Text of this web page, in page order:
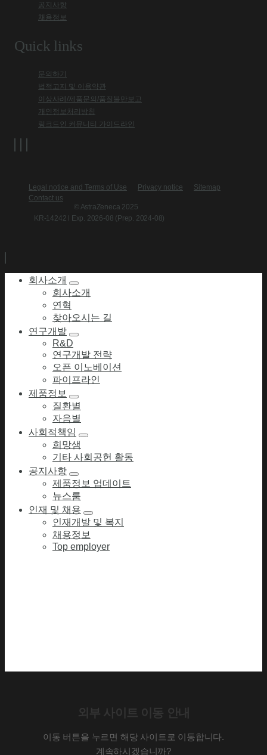
공지사항
채용정보
Quick links
문의하기
법적고지 및 이용약관
이상사례/제품문의/품질불만보고
개인정보처리방침
링크드인 커뮤니티 가이드라인
Legal notice and Terms of Use Privacy notice
Sitemap
Contact us
© AstraZeneca 2025
KR-14242 l Exp. 2026-08 (Prep. 2024-08)
회사소개
회사소개
연혁
찾아오시는 길
연구개발
R&D
연구개발 전략
오픈 이노베이션
파이프라인
제품정보
질환별
자음별
사회적책임
희망샘
기타 사회공헌 활동
공지사항
제품정보 업데이트
뉴스룸
인재 및 채용
인재개발 및 복지
채용정보
Top employer
외부 사이트 이동 안내
이동 버튼을 누르면 해당 사이트로 이동합니다.
계속하시겠습니까?